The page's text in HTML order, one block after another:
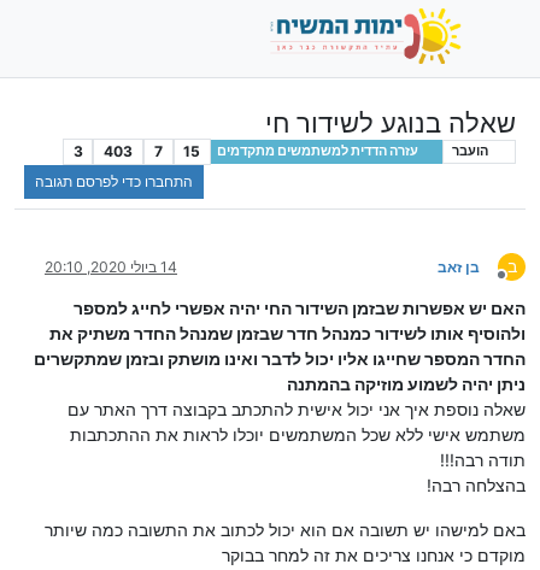
שאלה בנוגע לשידור חי
הועבר עזרה הדדית למשתמשים מתקדמים 15
7
403
3
התחברו כדי לפרסם תגובה
ב
מנותק
בן זאב 14 ביולי 2020, 20:10
האם יש אפשרות שבזמן השידור החי יהיה אפשרי לחייג למספר
ולהוסיף אותו לשידור כמנהל חדר שבזמן שמנהל החדר משתיק את
החדר המספר שחייגו אליו יכול לדבר ואינו מושתק ובזמן שמתקשרים
ניתן יהיה לשמוע מוזיקה בהמתנה
שאלה נוספת איך אני יכול אישית להתכתב בקבוצה דרך האתר עם
משתמש אישי ללא שכל המשתמשים יוכלו לראות את ההתכתבות
תודה רבה!!!
בהצלחה רבה!
באם למישהו יש תשובה אם הוא יכול לכתוב את התשובה כמה שיותר
מוקדם כי אנחנו צריכים את זה למחר בבוקר